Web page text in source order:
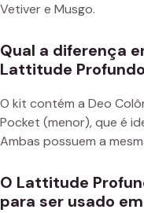
Vetiver e Musgo.
Qual a diferença
Lattitude
O kit contém a Deo
Pocket (menor), que é
Ambas possuem a
O Lattitude
para ser usado